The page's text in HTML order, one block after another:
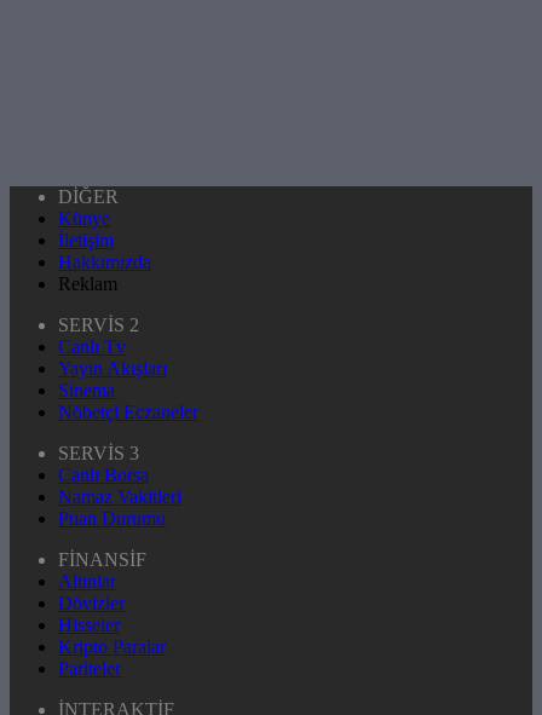
DİĞER
Künye
İletişim
Hakkımızda
Reklam
SERVİS 2
Canlı Tv
Yayın Akışları
Sinema
Nöbetçi Eczaneler
SERVİS 3
Canlı Borsa
Namaz Vakitleri
Puan Durumu
FİNANSİF
Altınlar
Dövizler
Hisseler
Kripto Paralar
Pariteler
İNTERAKTİF